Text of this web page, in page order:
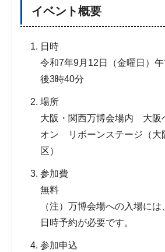
イベント概要
日時
令和7年9月12日（金曜日）
後3時40分
場所
大阪・関西万博会場内 大阪
オン リボーンステージ（大
区）
参加費
無料
（注）万博会場への入場に
日時予約が必要です。
参加申込